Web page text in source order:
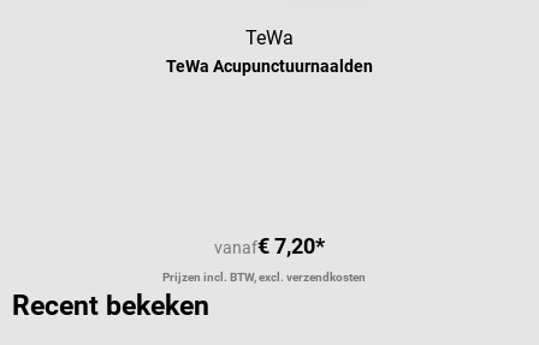
TeWa
TeWa Acupunctuurnaalden
vanaf€ 7,20*
Prijzen incl. BTW, excl. verzendkosten
Recent bekeken